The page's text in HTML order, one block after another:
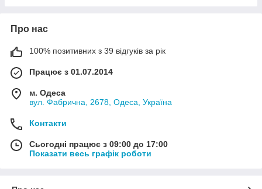
Про нас
100% позитивних з 39 відгуків за рік
Працює з 01.07.2014
м. Одеса
вул. Фабрична, 2678, Одеса, Україна
Контакти
Сьогодні працює з 09:00 до 17:00
Показати весь графік роботи